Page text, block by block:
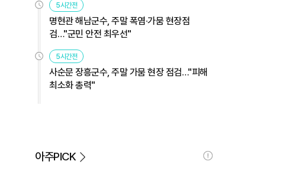
5시간전
명현관 해남군수, 주말 폭염·가뭄 현장점
검…"군민 안전 최우선"
5시간전
사순문 장흥군수, 주말 가뭄 현장 점검…"피해
최소화 총력"
아주PICK